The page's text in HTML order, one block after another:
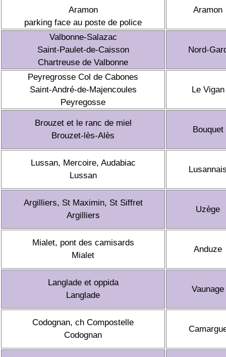
Aramon
parking face au poste de police
Aramon
Valbonne-Salazac
Saint-Paulet-de-Caisson
Chartreuse de Valbonne
Nord-
Peyregrosse Col de Cabones
Saint-André-de-Majencoules
Peyregosse
Le Vigan
Brouzet et le ranc de miel
Brouzet-lès-Alès
Bouquet
Lussan, Mercoire, Audabiac
Lussan
Argilliers, St Maximin, St Siffret
Argilliers
Uzège
Mialet, pont des camisards
Mialet
Anduze
Langlade et oppida
Langlade
Vaunage
Codognan, ch Compostelle
Codognan